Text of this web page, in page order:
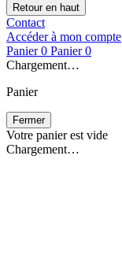
Retour en haut
Contact
Accéder à mon compte
Panier 0 Panier 0
Chargement…
Panier
Fermer
Votre panier est vide
Chargement…